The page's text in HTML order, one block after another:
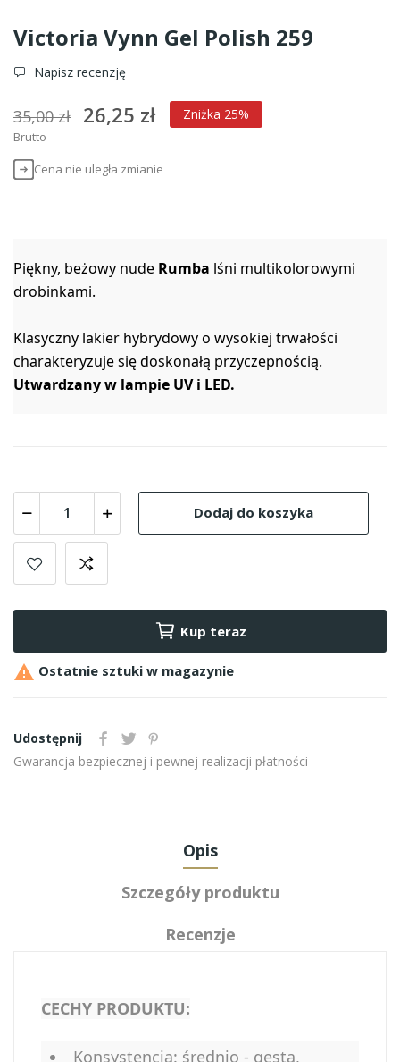
Victoria Vynn Gel Polish 259
Napisz recenzję
35,00 zł 26,25 zł Zniżka 25%
Brutto
Cena nie uległa zmianie
Piękny, beżowy nude Rumba lśni multikolorowymi
drobinkami.
Klasyczny lakier hybrydowy o wysokiej trwałości
charakteryzuje się doskonałą przyczepnością.
Utwardzany w lampie UV i LED.
Dodaj do koszyka
Kup teraz
 Ostatnie sztuki w magazynie
Udostępnij
Gwarancja bezpiecznej i pewnej realizacji płatności
Opis
Szczegóły produktu
Recenzje
CECHY PRODUKTU:
Konsystencja: średnio - gęsta,